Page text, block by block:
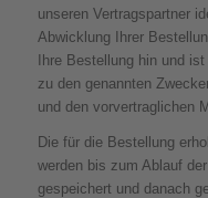
unseren Vertragspartner
Abwicklung Ihrer
Ihre Bestellung hin und
zu den genannten
und den vorvertraglichen
Die für die Bestellung
werden bis zum Ablauf
gespeichert und danach